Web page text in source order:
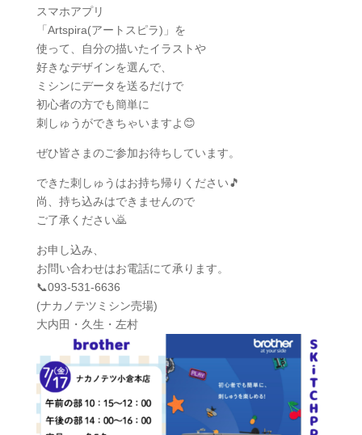
スマホアプリ
「Artspira(アートスピラ)」を
使って、自分の描いたイラストや
好きなデザインを選んで、
ミシンにデータを送るだけで
初心者の方でも簡単に
刺しゅうができちゃいますよ😊
ぜひ皆さまのご参加お待ちしています。
できた刺しゅうはお持ち帰りください🎵
尚、持ち込みはできませんので
ご了承ください🙇
お申し込み、
お問い合わせはお電話にて承ります。
📞093-531-6636
(ナカノテツミシン売場)
大内田・久生・左村